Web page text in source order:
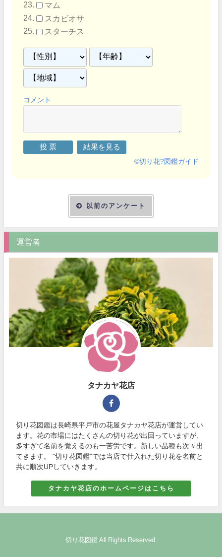
マム
スカビオサ
スターチス
コメント
©切り花?図鑑ガイド
以前のアンケート
運営者
タナカヤ花店
切り花図鑑は長崎県平戸市の花屋タナカヤ花店が運営してい
ます。花の市場にはたくさんの切り花が出回っていますが、
多すぎて名前を覚えるのも一苦労です。新しい品種も次々出
てきます。 "切り花図鑑"では当店で仕入れた切り花を名前と
共に順次UPしていきます。
タナカヤ花店のホームページはこちら
切り花図鑑 All Rights Reserved.